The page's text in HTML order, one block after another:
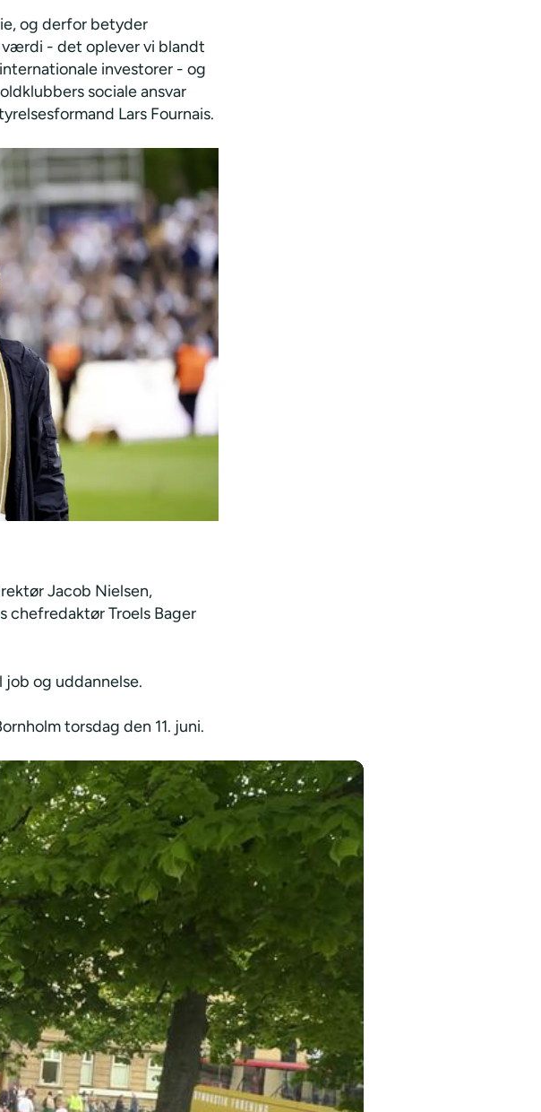
og derfor betyder
værdi - det oplever vi blandt
investorer - og
sociale ansvar
Lars Fournais.
Jacob Nielsen,
chefredaktør Troels Bager
og uddannelse.
torsdag den 11. juni.